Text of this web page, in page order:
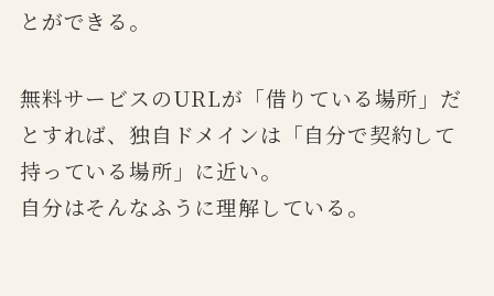
とができる。
無料サービスのURLが「借りている場所」だ
とすれば、独自ドメインは「自分で契約して
持っている場所」に近い。
自分はそんなふうに理解している。